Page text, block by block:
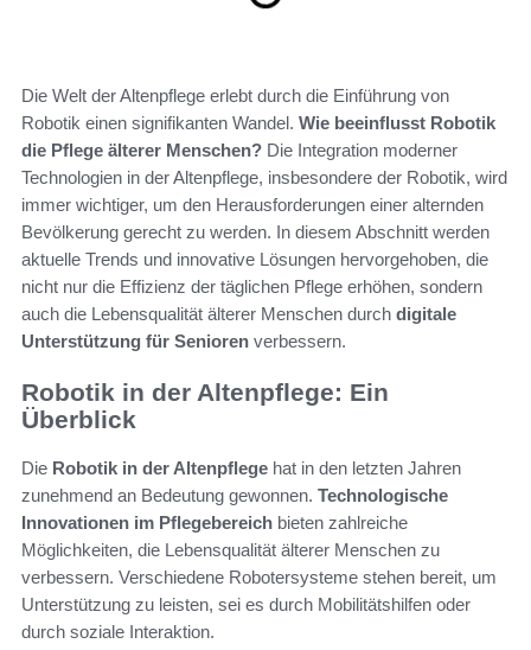
Die Welt der Altenpflege erlebt durch die Einführung von
Robotik einen signifikanten Wandel. Wie beeinflusst Robotik
die Pflege älterer Menschen? Die Integration moderner
Technologien in der Altenpflege, insbesondere der Robotik, wird
immer wichtiger, um den Herausforderungen einer alternden
Bevölkerung gerecht zu werden. In diesem Abschnitt werden
aktuelle Trends und innovative Lösungen hervorgehoben, die
nicht nur die Effizienz der täglichen Pflege erhöhen, sondern
auch die Lebensqualität älterer Menschen durch digitale
Unterstützung für Senioren verbessern.
Robotik in der Altenpflege: Ein
Überblick
Die Robotik in der Altenpflege hat in den letzten Jahren
zunehmend an Bedeutung gewonnen. Technologische
Innovationen im Pflegebereich bieten zahlreiche
Möglichkeiten, die Lebensqualität älterer Menschen zu
verbessern. Verschiedene Robotersysteme stehen bereit, um
Unterstützung zu leisten, sei es durch Mobilitätshilfen oder
durch soziale Interaktion.